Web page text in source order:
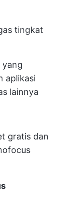
tingkat
yang
aplikasi
lainnya
gratis dan